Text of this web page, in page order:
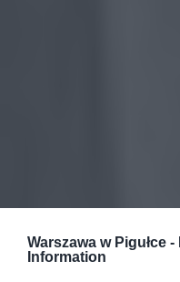
Warszawa w Pigułce -
Information